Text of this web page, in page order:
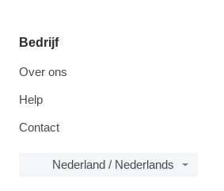
Bedrijf
Over ons
Help
Contact
Nederland / Nederlands